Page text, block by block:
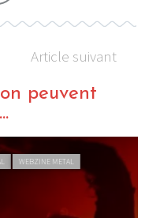
Article suivant
peuvent